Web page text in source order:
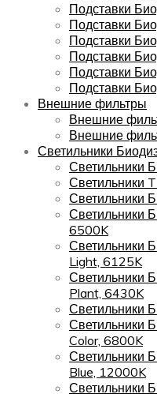
Подставки
Подставки
Подставки
Подставки
Подставки
Подставки
Внешние фильтры
Внешние
Внешние
Светильники
Светильники
Светильники
Светильники
Светильники
6500K
Светильники
Light, 6125K
Светильники
Plant, 6430K
Светильники
Светильники
Color, 6800K
Светильники
Blue, 12000K
Светильники